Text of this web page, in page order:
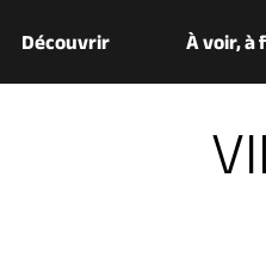
Découvrir À voir, à